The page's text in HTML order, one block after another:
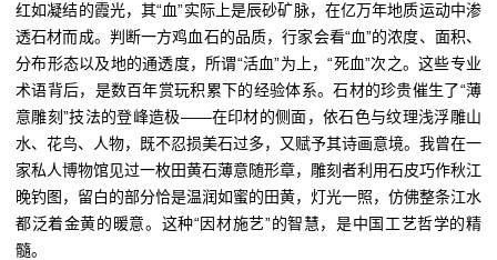
红如凝结的霞光，其“血”实际上是辰砂矿脉，在亿万年地质运动中渗
透石材而成。判断一方鸡血石的品质，行家会看“血”的浓度、面积、
分布形态以及地的通透度，所谓“活血”为上，“死血”次之。这些专业
术语背后，是数百年赏玩积累下的经验体系。石材的珍贵催生了“薄
意雕刻”技法的登峰造极——在印材的侧面，依石色与纹理浅浮雕山
水、花鸟、人物，既不忍损美石过多，又赋予其诗画意境。我曾在一
家私人博物馆见过一枚田黄石薄意随形章，雕刻者利用石皮巧作秋江
晚钓图，留白的部分恰是温润如蜜的田黄，灯光一照，仿佛整条江水
都泛着金黄的暖意。这种“因材施艺”的智慧，是中国工艺哲学的精
髓。